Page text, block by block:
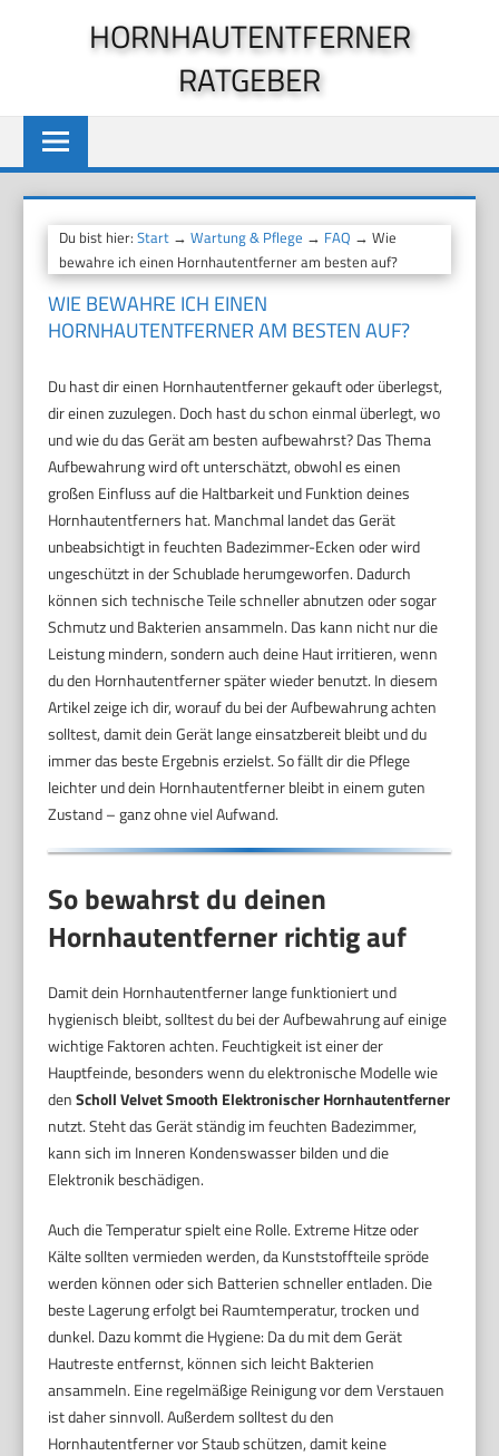
HORNHAUTENTFERNER
RATGEBER
Du bist hier:Start →Wartung & Pflege → FAQ → Wie
bewahre ich einen Hornhautentferner am besten auf?
WIE BEWAHRE ICH EINEN
HORNHAUTENTFERNER AM BESTEN AUF?
Du hast dir einen Hornhautentferner gekauft oder überlegst,
dir einen zuzulegen. Doch hast du schon einmal überlegt, wo
und wie du das Gerät am besten aufbewahrst? Das Thema
Aufbewahrung wird oft unterschätzt, obwohl es einen
großen Einfluss auf die Haltbarkeit und Funktion deines
Hornhautentferners hat. Manchmal landet das Gerät
unbeabsichtigt in feuchten Badezimmer-Ecken oder wird
ungeschützt in der Schublade herumgeworfen. Dadurch
können sich technische Teile schneller abnutzen oder sogar
Schmutz und Bakterien ansammeln. Das kann nicht nur die
Leistung mindern, sondern auch deine Haut irritieren, wenn
du den Hornhautentferner später wieder benutzt. In diesem
Artikel zeige ich dir, worauf du bei der Aufbewahrung achten
solltest, damit dein Gerät lange einsatzbereit bleibt und du
immer das beste Ergebnis erzielst. So fällt dir die Pflege
leichter und dein Hornhautentferner bleibt in einem guten
Zustand – ganz ohne viel Aufwand.
So bewahrst du deinen
Hornhautentferner richtig auf
Damit dein Hornhautentferner lange funktioniert und
hygienisch bleibt, solltest du bei der Aufbewahrung auf einige
wichtige Faktoren achten. Feuchtigkeit ist einer der
Hauptfeinde, besonders wenn du elektronische Modelle wie
denScholl Velvet Smooth Elektronischer Hornhautentferner
nutzt. Steht das Gerät ständig im feuchten Badezimmer,
kann sich im Inneren Kondenswasser bilden und die
Elektronik beschädigen.
Auch die Temperatur spielt eine Rolle. Extreme Hitze oder
Kälte sollten vermieden werden, da Kunststoffteile spröde
werden können oder sich Batterien schneller entladen. Die
beste Lagerung erfolgt bei Raumtemperatur, trocken und
dunkel. Dazu kommt die Hygiene: Da du mit dem Gerät
Hautreste entfernst, können sich leicht Bakterien
ansammeln. Eine regelmäßige Reinigung vor dem Verstauen
ist daher sinnvoll. Außerdem solltest du den
Hornhautentferner vor Staub schützen, damit keine